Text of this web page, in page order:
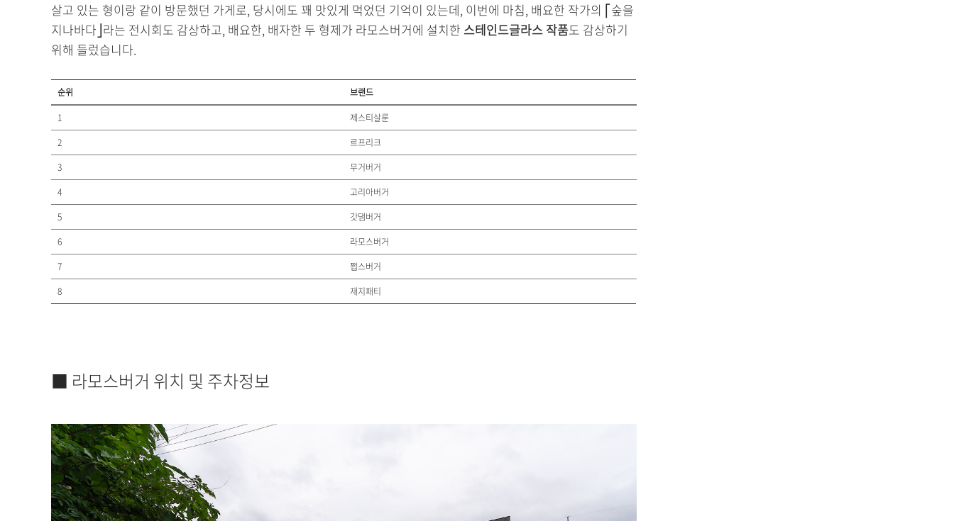
살고 있는 형이랑 같이 방문했던 가게로, 당시에도 꽤 맛있게 먹었던 기억이 있는데, 이번에 마침, 배요한 작가의 ⎡숲을
지나바다⎦라는 전시회도 감상하고, 배요한, 배자한 두 형제가 라모스버거에 설치한 스테인드글라스 작품도 감상하기
위해 들렀습니다.
순위
브랜드
1
제스티살룬
2
르프리크
3
무거버거
4
고리아버거
5
갓댐버거
6
라모스버거
7
쩝스버거
8
재지패티
■ 라모스버거 위치 및 주차정보